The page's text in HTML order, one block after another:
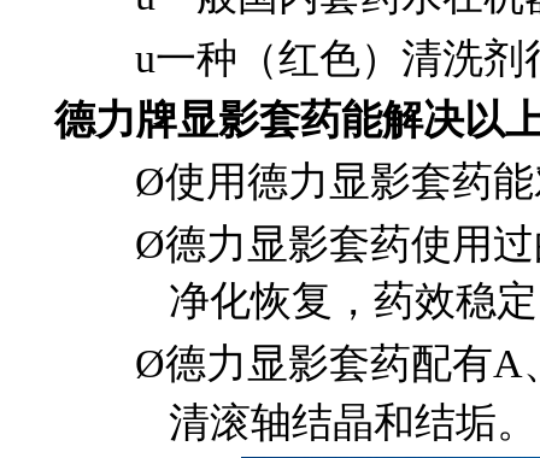
u一种（红色）清洗
德力牌显影套药能解决以
Ø使用德力显影套药
Ø德力显影套药使用
净化恢复，药效稳
Ø德力显影套药配有A
清滚轴结晶和结垢。